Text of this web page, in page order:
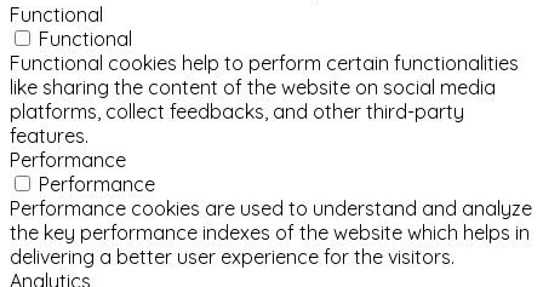
Functional
Functional
Functional cookies help to perform certain functionalities
like sharing the content of the website on social media
platforms, collect feedbacks, and other third-party
features.
Performance
Performance
Performance cookies are used to understand and analyze
the key performance indexes of the website which helps in
delivering a better user experience for the visitors.
Analytics